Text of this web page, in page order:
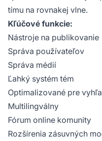
tímu na rovnakej vlne.
Kľúčové funkcie:
Nástroje na publikovanie
Správa používateľov
Správa médií
Ľahký systém tém
Optimalizované pre
Multilingválny
Fórum online komunity
Rozšírenia zásuvných